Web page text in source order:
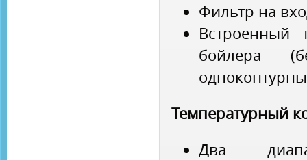
Фильтр на
Встроенный
бойлера
Температурный
Два